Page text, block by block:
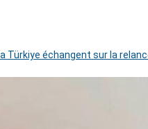
Türkiye échangent sur la